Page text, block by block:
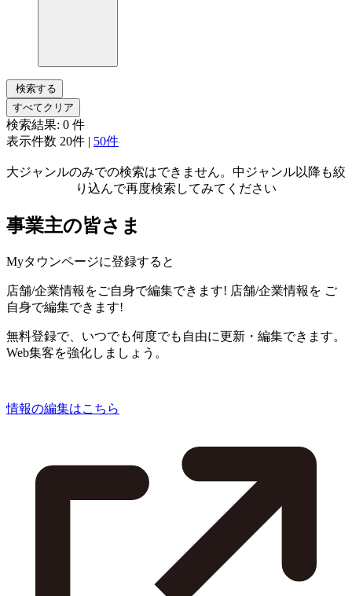
検索する
すべてクリア
検索結果: 0 件
表示件数 20件 | 50件
大ジャンルのみでの検索はできません。中ジャンル以降も絞
り込んで再度検索してみてください
事業主の皆さま
Myタウンページに登録すると
店舗/企業情報をご自身で編集できます! 店舗/企業情報を ご
自身で編集できます!
無料登録で、いつでも何度でも自由に更新・編集できます。
Web集客を強化しましょう。
情報の編集はこちら